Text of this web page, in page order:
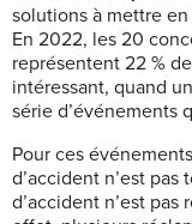
solutions à mettre
En 2022, les 20
représentent 22 %
intéressant, quand
série d’événements
Pour ces
d’accident n’est
d’accident n’est pas